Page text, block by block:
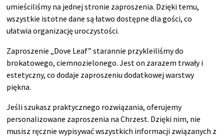
umieściliśmy na jednej stronie zaproszenia. Dzięki temu,
wszystkie istotne dane są łatwo dostępne dla gości, co
ułatwia organizację uroczystości.
Zaproszenie „Dove Leaf” starannie przykleiliśmy do
brokatowego, ciemnozielonego. Jest on zarazem trwały i
estetyczny, co dodaje zaproszeniu dodatkowej warstwy
piękna.
Jeśli szukasz praktycznego rozwiązania, oferujemy
personalizowane zaproszenia na Chrzest. Dzięki nim, nie
musisz ręcznie wypisywać wszystkich informacji związanych z